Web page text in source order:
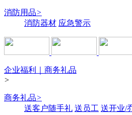
消防用品>
消防器材 应急警示
企业福利｜商务礼品
>
商务礼品>
送客户随手礼 送员工 送开业/